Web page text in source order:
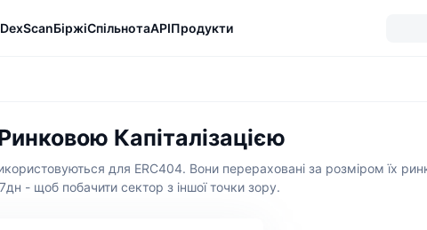
DexScanБіржіСпільнотаAPIПродукти
Капіталізацією
для ERC404. Вони перераховані за розміром їх
- щоб побачити сектор з іншої точки зору.